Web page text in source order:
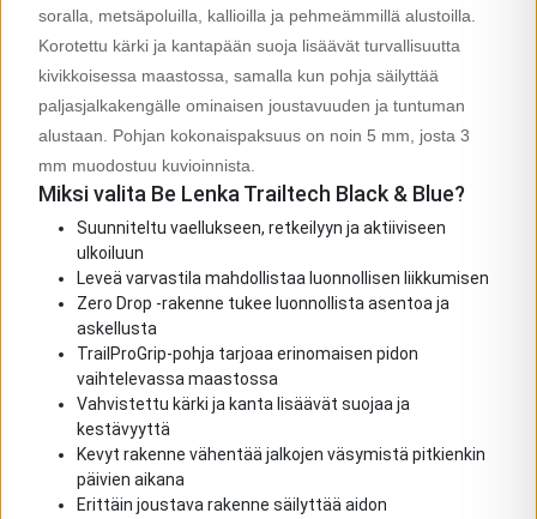
soralla, metsäpoluilla, kallioilla ja pehmeämmillä alustoilla.
Korotettu kärki ja kantapään suoja lisäävät turvallisuutta
kivikkoisessa maastossa, samalla kun pohja säilyttää
paljasjalkakengälle ominaisen joustavuuden ja tuntuman
alustaan. Pohjan kokonaispaksuus on noin 5 mm, josta 3
mm muodostuu kuvioinnista.
Miksi valita Be Lenka Trailtech Black & Blue?
Suunniteltu vaellukseen, retkeilyyn ja aktiiviseen
ulkoiluun
Leveä varvastila mahdollistaa luonnollisen liikkumisen
Zero Drop -rakenne tukee luonnollista asentoa ja
askellusta
TrailProGrip-pohja tarjoaa erinomaisen pidon
vaihtelevassa maastossa
Vahvistettu kärki ja kanta lisäävät suojaa ja
kestävyyttä
Kevyt rakenne vähentää jalkojen väsymistä pitkienkin
päivien aikana
Erittäin joustava rakenne säilyttää aidon